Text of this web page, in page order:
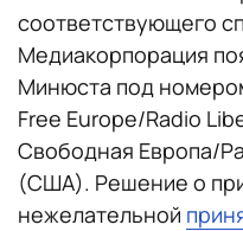
соответствующего
Медиакорпорация
Минюста под
Free Europe/Radio
Свободная Европа/
(США). Решение о
нежелательной